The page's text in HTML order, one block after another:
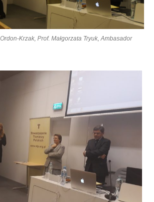
Krzak, Prof. Małgorzata Tryuk, Ambasador